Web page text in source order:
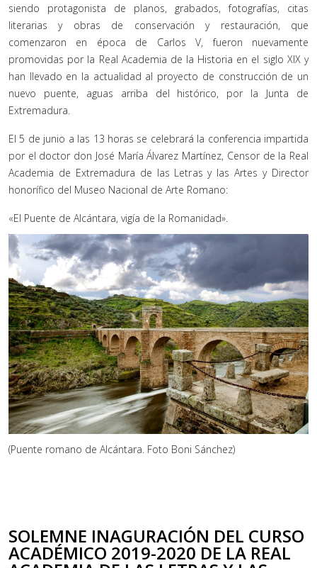
siendo protagonista de planos, grabados, fotografías, citas
literarias y obras de conservación y restauración, que
comenzaron en época de Carlos V, fueron nuevamente
promovidas por la Real Academia de la Historia en el siglo XIX y
han llevado en la actualidad al proyecto de construcción de un
nuevo puente, aguas arriba del histórico, por la Junta de
Extremadura.
El 5 de junio a las 13 horas se celebrará la conferencia impartida
por el doctor don José María Álvarez Martínez, Censor de la Real
Academia de Extremadura de las Letras y las Artes y Director
honorífico del Museo Nacional de Arte Romano:
«El Puente de Alcántara, vigía de la Romanidad».
(Puente romano de Alcántara. Foto Boni Sánchez)
SOLEMNE INAGURACIÓN DEL CURSO
ACADÉMICO 2019-2020 DE LA REAL